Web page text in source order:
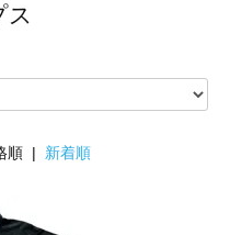
ス
順 | 新着順